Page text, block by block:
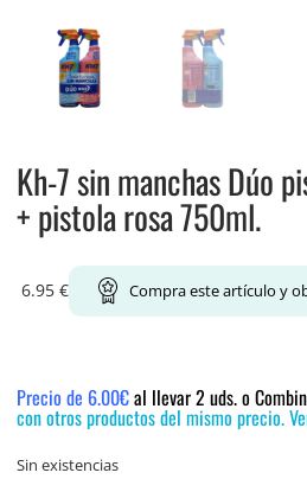
Kh-7 sin manchas Dúo
+ pistola rosa 750ml.
6.95 € Compra este artículo y
Precio de 6.00€al llevar 2 uds. o
con otros productos del mismo precio.
Sin existencias